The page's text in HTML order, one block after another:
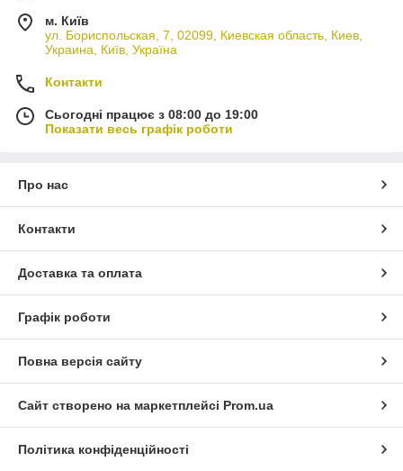
м. Київ
ул. Бориспольская, 7, 02099, Киевская область, Киев,
Украина, Київ, Україна
Контакти
Сьогодні працює з 08:00 до 19:00
Показати весь графік роботи
Про нас
Контакти
Доставка та оплата
Графік роботи
Повна версія сайту
Сайт створено на маркетплейсі Prom.ua
Політика конфіденційності